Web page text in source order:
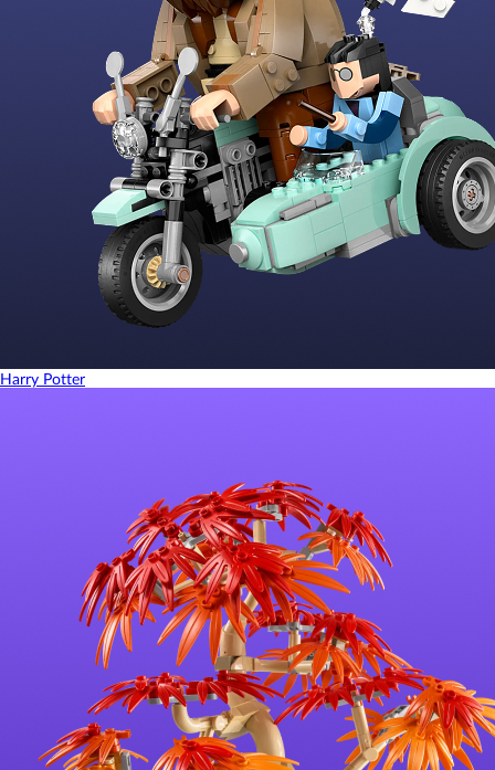
Harry Potter